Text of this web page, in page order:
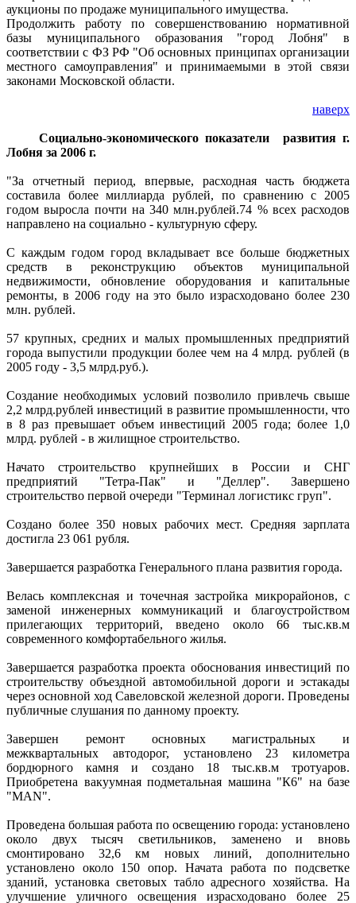
аукционы по продаже муниципального имущества.
Продолжить работу по совершенствованию нормативной
базы муниципального образования "город Лобня" в
соответствии с ФЗ РФ "Об основных принципах организации
местного самоуправления" и принимаемыми в этой связи
законами Московской области.
наверх
Социально-экономического показатели развития г.
Лобня за 2006 г.
"За отчетный период, впервые, расходная часть бюджета
составила более миллиарда рублей, по сравнению с 2005
годом выросла почти на 340 млн.рублей.74 % всех расходов
направлено на социально - культурную сферу.
С каждым годом город вкладывает все больше бюджетных
средств в реконструкцию объектов муниципальной
недвижимости, обновление оборудования и капитальные
ремонты, в 2006 году на это было израсходовано более 230
млн. рублей.
57 крупных, средних и малых промышленных предприятий
города выпустили продукции более чем на 4 млрд. рублей (в
2005 году - 3,5 млрд.руб.).
Создание необходимых условий позволило привлечь свыше
2,2 млрд.рублей инвестиций в развитие промышленности, что
в 8 раз превышает объем инвестиций 2005 года; более 1,0
млрд. рублей - в жилищное строительство.
Начато строительство крупнейших в России и СНГ
предприятий "Тетра-Пак" и "Деллер". Завершено
строительство первой очереди "Терминал логистикс груп".
Создано более 350 новых рабочих мест. Средняя зарплата
достигла 23 061 рубля.
Завершается разработка Генерального плана развития города.
Велась комплексная и точечная застройка микрорайонов, с
заменой инженерных коммуникаций и благоустройством
прилегающих территорий, введено около 66 тыс.кв.м
современного комфортабельного жилья.
Завершается разработка проекта обоснования инвестиций по
строительству объездной автомобильной дороги и эстакады
через основной ход Савеловской железной дороги. Проведены
публичные слушания по данному проекту.
Завершен ремонт основных магистральных и
межквартальных автодорог, установлено 23 километра
бордюрного камня и создано 18 тыс.кв.м тротуаров.
Приобретена вакуумная подметальная машина "К6" на базе
"МАN".
Проведена большая работа по освещению города: установлено
около двух тысяч светильников, заменено и вновь
смонтировано 32,6 км новых линий, дополнительно
установлено около 150 опор. Начата работа по подсветке
зданий, установка световых табло адресного хозяйства. На
улучшение уличного освещения израсходовано более 25